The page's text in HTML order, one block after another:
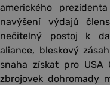
amerického
navýšení výdajů
nečitelný postoj k
aliance, bleskový
snaha získat pro USA
zbrojovek dohromady